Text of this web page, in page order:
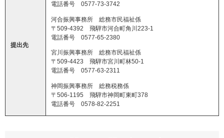
提出先
電話番号 0577-73-3742
河合振興事務所 総務市民福祉係
〒509-4392 飛騨市河合町角川223-1
電話番号 0577-65-2380
宮川振興事務所 総務市民福祉係
〒509-4423 飛騨市宮川町林50-1
電話番号 0577-63-2311
神岡振興事務所 総務税務係
〒506-1195 飛騨市神岡町東町378
電話番号 0578-82-2251